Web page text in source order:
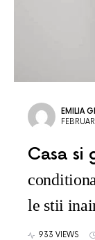
EMILIA
Casa si
le stii
933 VIEWS